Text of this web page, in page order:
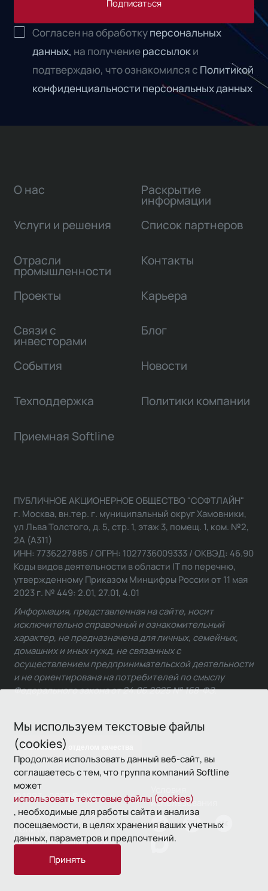
Подписаться
Согласен на обработкуперсональных
данных, на получениерассылоки
подтверждаю, что ознакомился с Политикой
конфиденциальности персональных данных
Мы используем текстовые файлы
(cookies)
Продолжая использовать данный веб-сайт, вы
соглашаетесь с тем, что группа компаний Softline
может
использовать текстовые файлы (cookies)
, необходимые для работы сайта и анализа
посещаемости, в целях хранения ваших учетных
данных, параметров и предпочтений.
Принять
О нас
Услуги и решения
Отрасли
промышленности
Проекты
Связи с
инвесторами
Раскрытие
информации
Список партнеров
Контакты
Карьера
Блог
События Новости
Техподдержка Политики компании
Приемная Softline
Связаться с отделом качества
ПУБЛИЧНОЕ АКЦИОНЕРНОЕ ОБЩЕСТВО "СОФТЛАЙН"
г. Москва, вн.тер. г. муниципальный округ Хамовники,
ул Льва Толстого, д. 5, стр. 1, этаж 3, помещ. 1, ком. №2,
2А (А311)
ИНН: 7736227885 / ОГРН: 1027736009333 / ОКВЭД: 46.90
Коды видов деятельности в области IT по перечню,
утвержденному Приказом Минцифры России от 11 мая
2023 г. № 449: 2.01, 27.01, 4.01
Информация, представленная на сайте, носит
исключительно справочный и ознакомительный
характер, не предназначена для личных, семейных,
домашних и иных нужд, не связанных с
осуществлением предпринимательской деятельности
и не ориентирована на потребителей по смыслу
Федерального закона от 24.06.2025 № 168-ФЗ.
© 1993—2026 Softline
использования
Политика
конфиденциальности